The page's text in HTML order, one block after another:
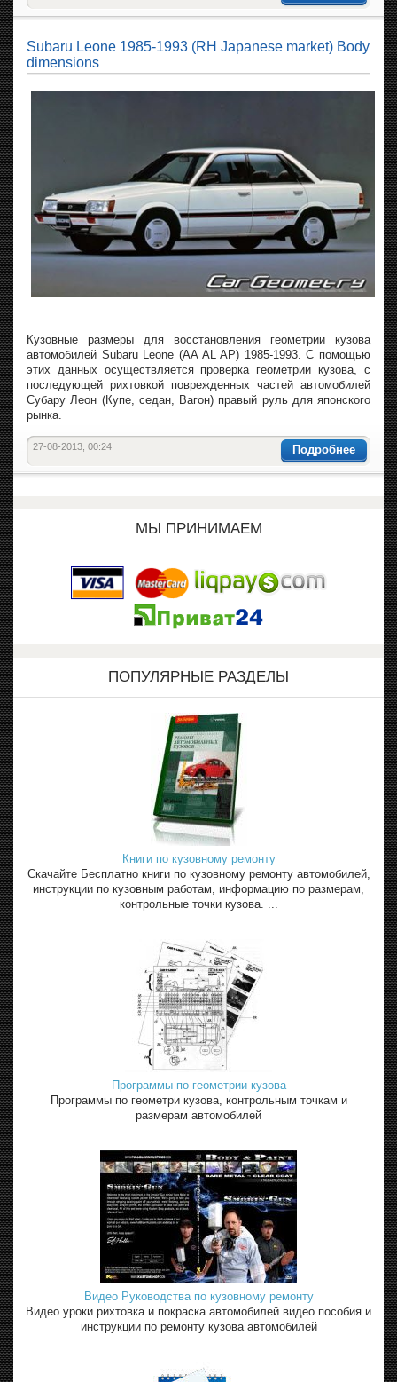
Subaru Leone 1985-1993 (RH Japanese market) Body
dimensions
Кузовные размеры для восстановления геометрии кузова
автомобилей Subaru Leone (AA AL AP) 1985-1993. С помощью
этих данных осуществляется проверка геометрии кузова, с
последующей рихтовкой поврежденных частей автомобилей
Субару Леон (Купе, седан, Вагон) правый руль для японского
рынка.
Подробнее
27-08-2013, 00:24
МЫ ПРИНИМАЕМ
ПОПУЛЯРНЫЕ РАЗДЕЛЫ
Книги по кузовному ремонту
Скачайте Бесплатно книги по кузовному ремонту автомобилей,
инструкции по кузовным работам, информацию по размерам,
контрольные точки кузова. ...
Программы по геометрии кузова
Программы по геометри кузова, контрольным точкам и
размерам автомобилей
Видео Руководства по кузовному ремонту
Видео уроки рихтовка и покраска автомобилей видео пособия и
инструкции по ремонту кузова автомобилей